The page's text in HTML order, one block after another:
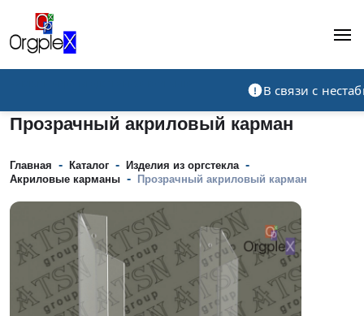
В связи с
Прозрачный акриловый карман
Главная - Каталог - Изделия из оргстекла -
Акриловые карманы - Прозрачный акриловый карман